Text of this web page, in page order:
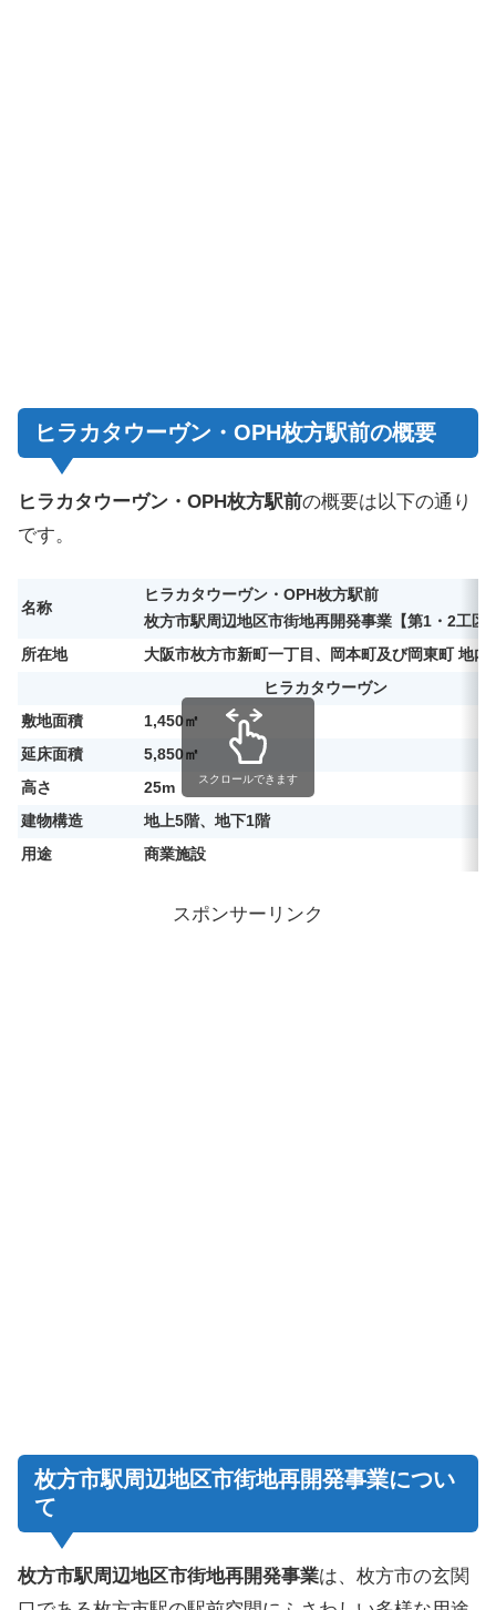
ヒラカタウーヴン・OPH枚方駅前の概要
ヒラカタウーヴン・OPH枚方駅前の概要は以下の通り
です。
名称
ヒラカタウーヴン・OPH枚方駅前
枚方市駅周辺地区市街地再開発事業【第1・2工区
所在地
大阪市枚方市新町一丁目、岡本町及び岡東町 地内
ヒラカタウーヴン
敷地面積
1,450㎡
延床面積
5,850㎡
高さ
25m
建物構造
地上5階、地下1階
用途
商業施設
スクロールできます
スポンサーリンク
枚方市駅周辺地区市街地再開発事業につい
て
枚方市駅周辺地区市街地再開発事業は、枚方市の玄関